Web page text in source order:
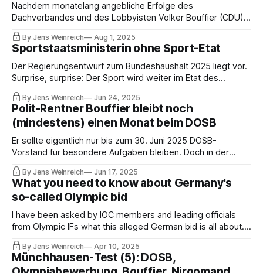
Nachdem monatelang angebliche Erfolge des
Dachverbandes und des Lobbyisten Volker Bouffier (CDU)
propagiert und gefeiert wurden, realisiert die DOSB-Führung
plötzlich die Gesetzes- und Haushaltslage. Unter dem
Druck der LSB fordert der Lobby-Verein anmaßend eine
Quotierung aus dem Sondervermögen.
By Jens Weinreich Aug 1, 2025
Sportstaatsministerin ohne Sport-Etat
Der Regierungsentwurf zum Bundeshaushalt 2025 liegt vor.
Surprise, surprise: Der Sport wird weiter im Etat des
Bundesinnenministeriums geführt. Anmerkungen zum
Entwurf und den Millionengräbern Universiade und World
Games, wo erneut die Steuerzahler für die Unfähigkeit der
Funktionäre aufkommen.
By Jens Weinreich Jun 24, 2025
Polit-Rentner Bouffier bleibt noch
(mindestens) einen Monat beim DOSB
Er sollte eigentlich nur bis zum 30. Juni 2025 DOSB-
Vorstand für besondere Aufgaben bleiben. Doch in der
personellen und inhaltlichen Not hat der DOSB den Vertrag
mit dem CDU-Lobbyisten Volker Bouffier um einen Monat
verlängert – und startet eine Kampagne, um mehr Geld vom
Bund zu bekommen.
By Jens Weinreich Jun 17, 2025
What you need to know about Germany's
so-called Olympic bid
I have been asked by IOC members and leading officials
from Olympic IFs what this alleged German bid is all about.
So I thought I should provide this information to thousands
of non-German readers. To put it bluntly: Germany's so-
called Olympic bid is, unfortunately, still a laughing stock.
By Jens Weinreich Apr 10, 2025
Münchhausen-Test (5): DOSB,